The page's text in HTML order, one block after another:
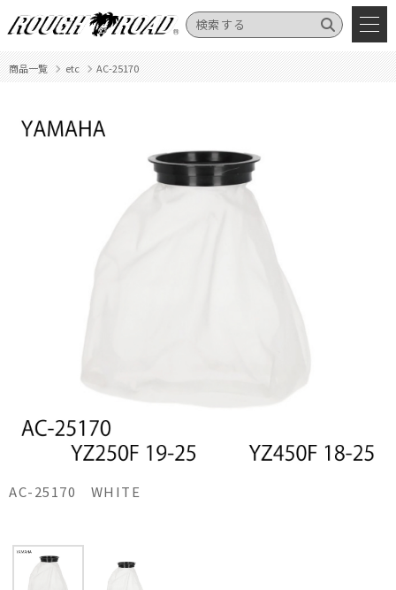
商品一覧 etc AC-25170
AC-25170 WHITE